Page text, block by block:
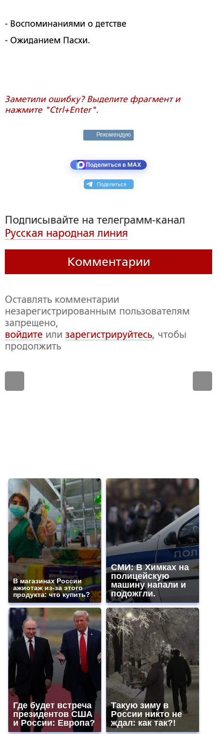
- Воспоминаниями о детстве
- Ожиданием Пасхи.
Заметили ошибку? Выделите фрагмент и
нажмите "Ctrl+Enter".
Рекомендую
Поделиться в MAX
Поделиться
Подписывайте на телеграмм-канал
Русская народная линия
Комментарии
Оставлять комментарии
незарегистрированным пользователям
запрещено,
войдите или зарегистрируйтесь, чтобы
продолжить
В магазинах России
ажиотаж из-за этого
продукта: что купить?
СМИ: В Химках на
полицейскую
машину напали и
подожгли.
Где будет встреча
президентов США
и России: Европа?
Такую зиму в
России никто не
ждал: как так?!